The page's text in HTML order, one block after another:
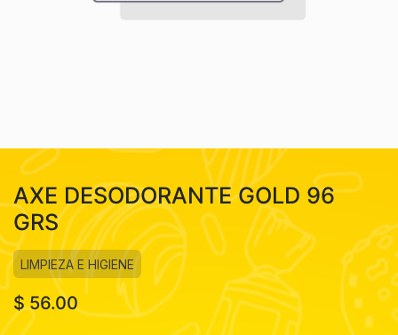
AXE DESODORANTE GOLD 96
GRS
LIMPIEZA E HIGIENE
$56.00